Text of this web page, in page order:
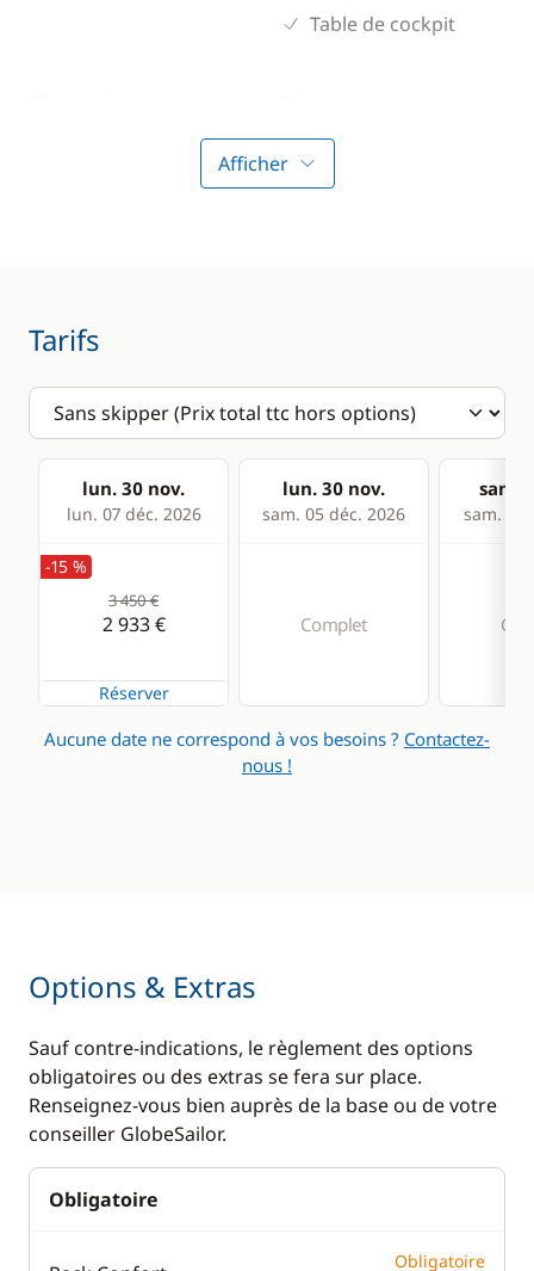
Table de cockpit
VHF
Equipement de
Cuisine
Cuisinière
Réfrigérateur
Confort
Afficher
Tarifs
lun. 30 nov.
lun. 07 déc. 2026
lun. 30 nov.
sam. 05 déc. 2026
sam.
sam. 12
-15 %
3 450 €
2 933 €
Réserver
Complet
Aucune date ne correspond à vos besoins ? Contactez-
nous !
Options & Extras
Sauf contre-indications, le règlement des options
obligatoires ou des extras se fera sur place.
Renseignez-vous bien auprès de la base ou de votre
conseiller GlobeSailor.
Obligatoire
Obligatoire